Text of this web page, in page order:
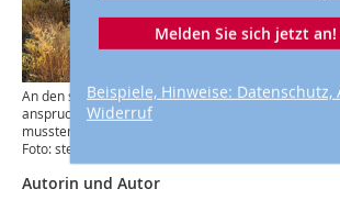
An den steilen Dachseiten war die Reeteindeckung
anspruchsvoll, weil die Reet-Halme hier
mussten
Foto: steffenharmuth.com
Autorin und Autor
Melden Sie sich jetzt an!
Beispiele, Hinweise: Datenschutz,
Widerruf